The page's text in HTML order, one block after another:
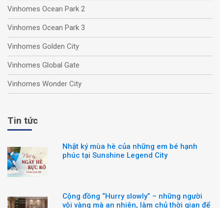
Vinhomes Ocean Park 2
Vinhomes Ocean Park 3
Vinhomes Golden City
Vinhomes Global Gate
Vinhomes Wonder City
Tin tức
Nhật ký mùa hè của những em bé hạnh
phúc tại Sunshine Legend City
Cộng đồng “Hurry slowly” – những người
vội vàng mà an nhiên, làm chủ thời gian để